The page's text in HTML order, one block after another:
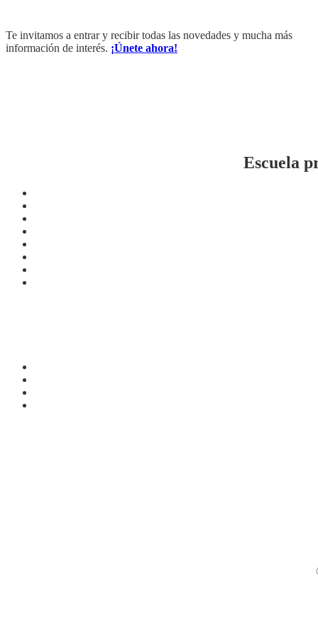
Te invitamos a entrar y recibir todas las novedades y mucha más
información de interés. ¡Únete ahora!
Escuela